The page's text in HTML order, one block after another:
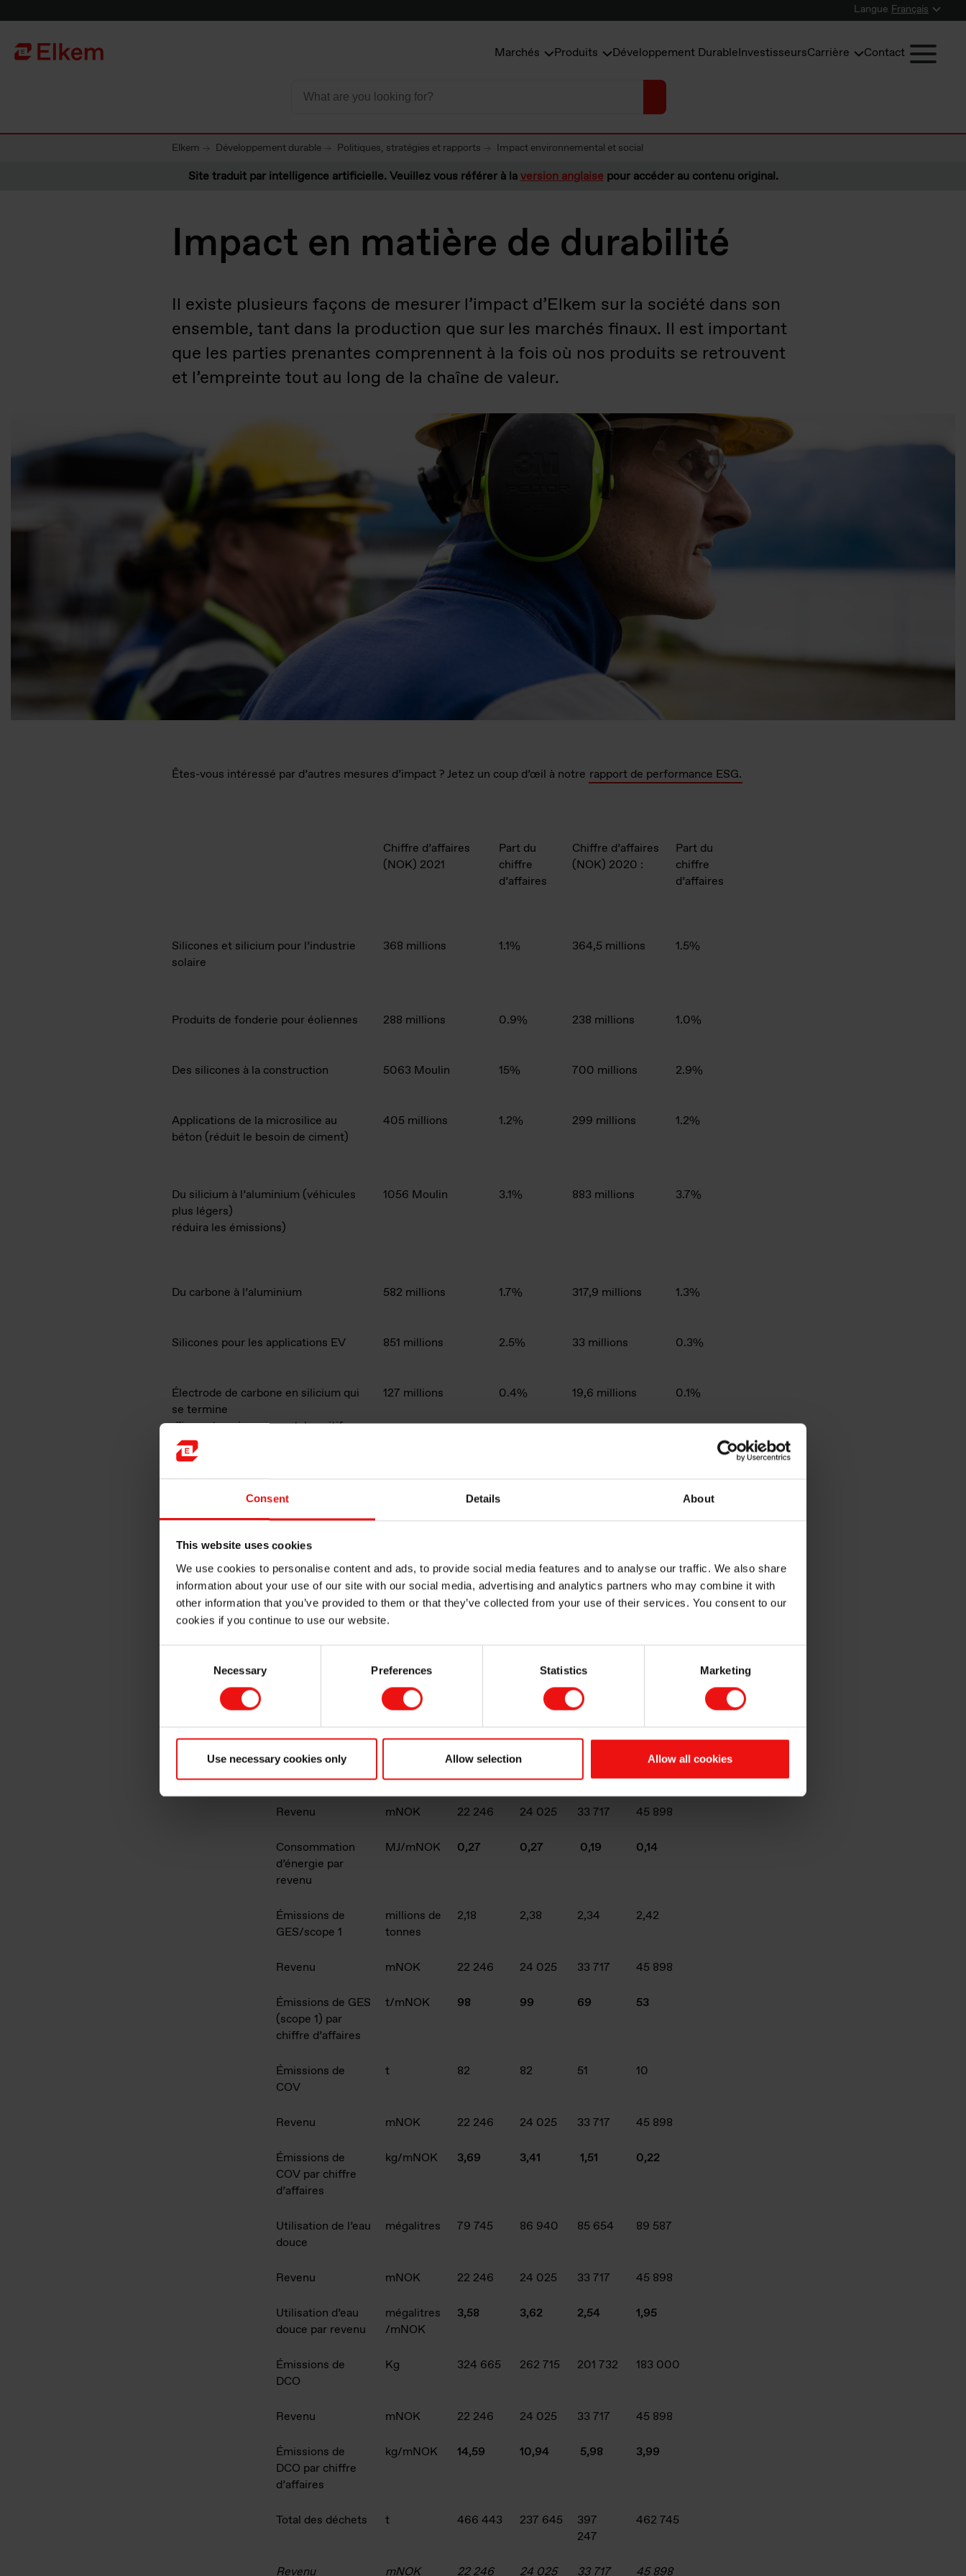
Consent Details About
This website uses cookies
We use cookies to personalise content and ads, to provide social media features and to analyse our traffic. We also share
information about your use of our site with our social media, advertising and analytics partners who may combine it with
other information that you’ve provided to them or that they’ve collected from your use of their services. You consent to our
cookies if you continue to use our website.
Necessary Preferences Statistics Marketing
Use necessary cookies only Allow selection Allow all cookies
Langue Français
Vers la page d'accueil Marchés Produits Développement DurableInvestisseursCarrière Contact
Elkem Développement durable Politiques, stratégies et rapports Impact environnemental et social
Site traduit par intelligence artificielle. Veuillez vous référer à laversion anglaise pour accéder au contenu original.
Impact en matière de durabilité
Il existe plusieurs façons de mesurer l’impact d’Elkem sur la société dans son
ensemble, tant dans la production que sur les marchés finaux. Il est important
que les parties prenantes comprennent à la fois où nos produits se retrouvent
et l’empreinte tout au long de la chaîne de valeur.
Êtes-vous intéressé par d’autres mesures d’impact ? Jetez un coup d’œil à notre rapport de performance ESG.
Chiffre d’affaires
(NOK) 2021
Part du
chiffre
d’affaires
Chiffre d’affaires
(NOK) 2020 :
Part du
chiffre
d’affaires
Silicones et silicium pour l’industrie
solaire
368 millions 1.1% 364,5 millions 1.5%
Produits de fonderie pour éoliennes 288 millions 0.9% 238 millions 1.0%
Des silicones à la construction 5063 Moulin 15% 700 millions 2.9%
Applications de la microsilice au
béton (réduit le besoin de ciment)
405 millions 1.2% 299 millions 1.2%
Du silicium à l’aluminium (véhicules
plus légers)
réduira les émissions)
1056 Moulin 3.1% 883 millions 3.7%
Du carbone à l’aluminium 582 millions 1.7% 317,9 millions 1.3%
Silicones pour les applications EV 851 millions 2.5% 33 millions 0.3%
Électrode de carbone en silicium qui
se termine
d’impact environnemental positif
127 millions 0.4% 19,6 millions 0.1%
Chiffre d’affaires et part totale des
produits vendus dans le cadre de la
transition écologique
12%
Chiffres et revenus environnementaux
Unité 2019 2020 2021 2022
Consommation
d’énergie
6010 6400 6542
Revenu mNOK 22 246 24 025 33 717 45 898
Consommation
d’énergie par
revenu
MJ/mNOK 0,27 0,27 0,19 0,14
Émissions de
GES/scope 1
millions de
tonnes
2,18 2,38 2,34 2,42
Revenu mNOK 22 246 24 025 33 717 45 898
Émissions de GES
(scope 1) par
chiffre d’affaires
t/mNOK 98 99 69 53
Émissions de
COV
t 82 82 51 10
Revenu mNOK 22 246 24 025 33 717 45 898
Émissions de
COV par chiffre
d’affaires
kg/mNOK 3,69 3,41 1,51 0,22
Utilisation de l’eau
douce
mégalitres 79 745 86 940 85 654 89 587
Revenu mNOK 22 246 24 025 33 717 45 898
Utilisation d’eau
douce par revenu
mégalitres
/mNOK
3,58 3,62 2,54 1,95
Émissions de
DCO
Kg 324 665 262 715 201 732 183 000
Revenu mNOK 22 246 24 025 33 717 45 898
Émissions de
DCO par chiffre
d’affaires
kg/mNOK 14,59 10,94 5,98 3,99
Total des déchets t 466 443 237 645
397
247
462 745
Revenu mNOK 22 246 24 025 33 717 45 898